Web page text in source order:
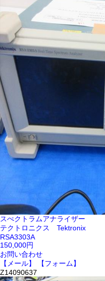
スぺクトラムアナライザー
テクトロニクス Tektronix
RSA3303A
150,000円
お問い合わせ
【メール】
【フォーム】
Z14090637